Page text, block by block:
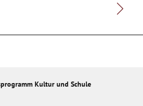
Kultur und Schule